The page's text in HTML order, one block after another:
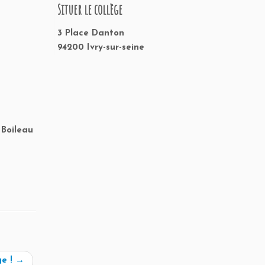
! →
Situer le collège
3 Place Danton
94200 Ivry-sur-seine